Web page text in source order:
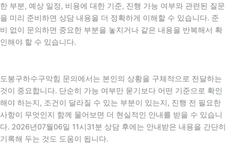
한 부분, 예상 일정, 비용에 대한 기준, 진행 가능 여부와 관련된 질문
을 미리 준비하면 상담 내용을 더 정확하게 이해할 수 있습니다. 준
비 없이 문의하면 중요한 부분을 놓치거나 같은 내용을 반복해서 확
인해야 할 수 있습니다.
도봉구하수구막힘 문의에서는 본인의 상황을 구체적으로 전달하는
것이 중요합니다. 단순히 가능 여부만 묻기보다 어떤 기준으로 확인
해야 하는지, 조건이 달라질 수 있는 부분이 있는지, 진행 전 필요한
사항이 무엇인지 함께 물어보면 더 현실적인 안내를 받을 수 있습니
다. 2026년07월06일 11시31분 상담 후에는 안내받은 내용을 간단히
기록해 두는 것도 도움이 됩니다.